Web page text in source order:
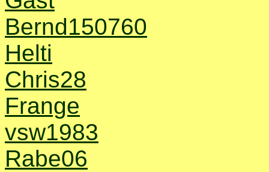
Bernd150760
Helti
Chris28
Frange
vsw1983
Rabe06